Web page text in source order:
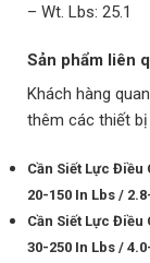
– Wt. Lbs: 25.1
Sản phẩm liên
Khách hàng
thêm các thiết
Cần Siết Lực Điều
20-150 In Lbs /
Cần Siết Lực Điều
30-250 In Lbs /